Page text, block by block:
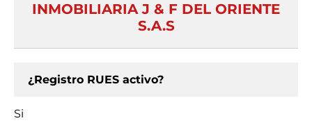
INMOBILIARIA J & F DEL ORIENTE
S.A.S
¿Registro RUES activo?
Si